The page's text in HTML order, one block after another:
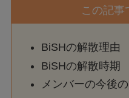
この記事
BiSHの解散理由
BiSHの解散時期
メンバーの今後